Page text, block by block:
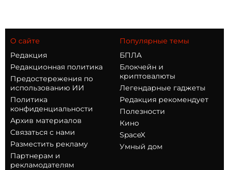
О сайте
Редакция
Редакционная политика
Предостережения по
использованию ИИ
Политика
конфиденциальности
Архив материалов
Связаться с нами
Разместить рекламу
Партнерам и
рекламодателям
Популярные темы
БПЛА
Блокчейн и
криптовалюты
Легендарные гаджеты
Редакция рекомендует
Полезности
Кино
SpaceX
Умный дом